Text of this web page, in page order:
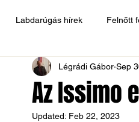
Labdarúgás hírek Felnőtt
U9 U7 Evezős
Csepel SC II Általános hírek
Az Issimo
Légrádi Gábor Sep
Updated: Feb 22, 2023